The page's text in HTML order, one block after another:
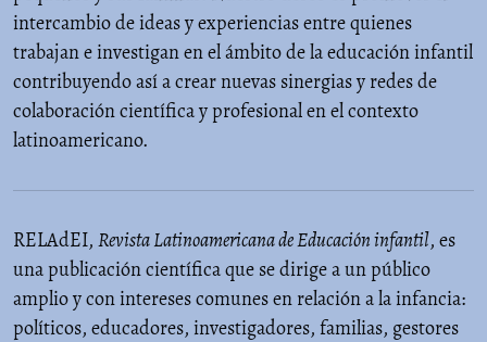
intercambio de ideas y experiencias entre quienes
trabajan e investigan en el ámbito de la educación infantil
contribuyendo así a crear nuevas sinergias y redes de
colaboración científica y profesional en el contexto
latinoamericano.
RELAdEI, Revista Latinoamericana de Educación infantil, es
una publicación científica que se dirige a un público
amplio y con intereses comunes en relación a la infancia:
políticos, educadores, investigadores, familias, gestores